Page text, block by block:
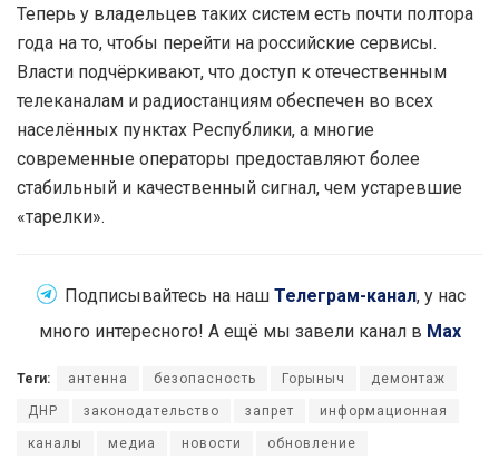
Теперь у владельцев таких систем есть почти полтора
года на то, чтобы перейти на российские сервисы.
Власти подчёркивают, что доступ к отечественным
телеканалам и радиостанциям обеспечен во всех
населённых пунктах Республики, а многие
современные операторы предоставляют более
стабильный и качественный сигнал, чем устаревшие
«тарелки».
Подписывайтесь на наш Телеграм-канал, у нас
много интересного! А ещё мы завели канал в Max
Теги: антенна безопасность Горыныч демонтаж
ДНР законодательство запрет информационная
каналы медиа новости обновление